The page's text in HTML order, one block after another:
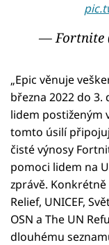
— Fortnite
„Epic věnuje
března 2022 do
lidem postiženým
tomto úsilí
čisté výnosy
pomoci lidem na
zprávě.
Relief, UNICEF,
OSN a The UN
dlouhému